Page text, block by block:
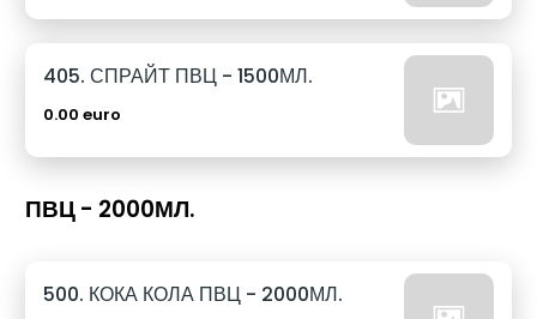
405. СПРАЙТ ПВЦ - 1500МЛ.
0.00 euro
ПВЦ - 2000МЛ.
500. КОКА КОЛА ПВЦ - 2000МЛ.